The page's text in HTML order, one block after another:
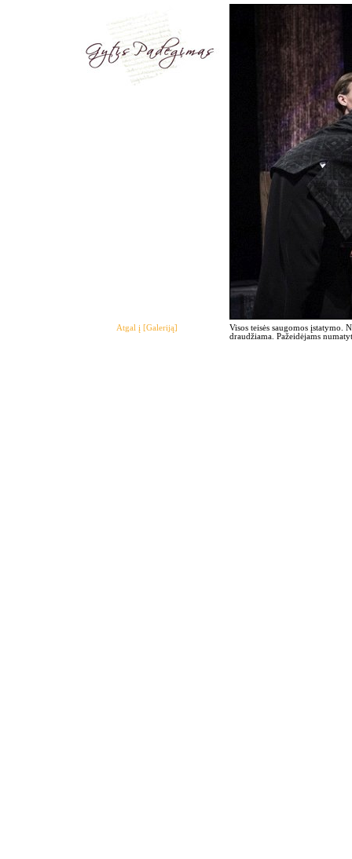
Atgal į [Galeriją]
Visos teisės saugomos
draudžiama. Pažeidėjams